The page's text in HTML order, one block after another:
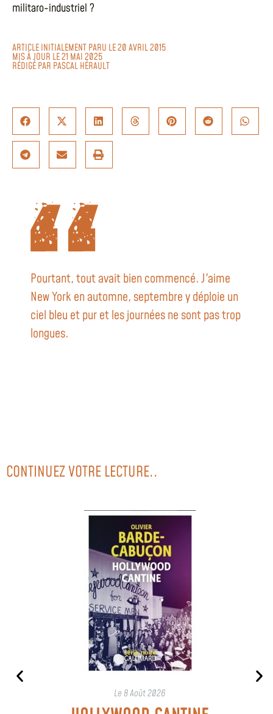
militaro-industriel ?
ARTICLE INITIALEMENT PARU LE 20 AVRIL 2015
MIS À JOUR LE 21 MAI 2025
RÉDIGÉ PAR PASCAL HÉRAULT
Pourtant, tout avait bien commencé. J'aime
New York en automne, septembre y déploie un
ciel bleu et pur et les journées ne sont pas trop
longues.
CONTINUEZ VOTRE LECTURE..
Le 8 Août 2026